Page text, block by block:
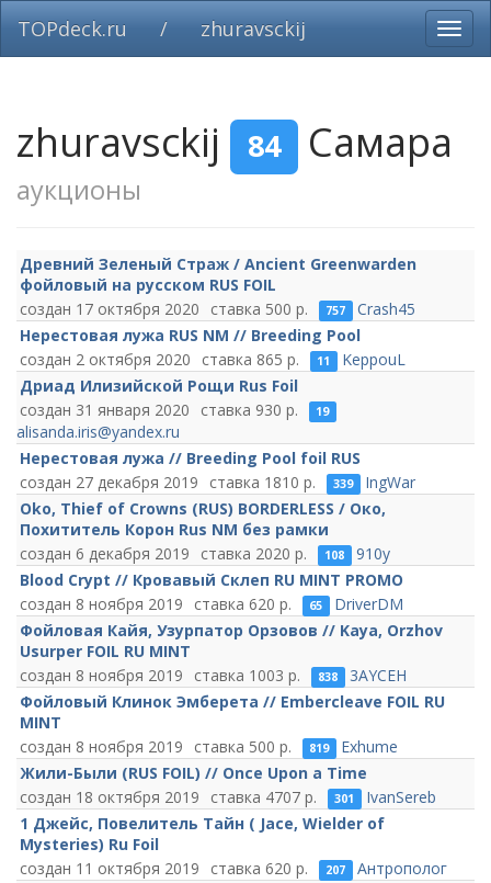
TOPdeck.ru / zhuravsckij
zhuravsckij 84 Самара
аукционы
Древний Зеленый Страж / Ancient Greenwarden
фойловый на русском RUS FOIL
17 октября 2020
500 757
Crash45
Нерестовая лужа RUS NM // Breeding Pool
2 октября 2020
865 11
KeppouL
Дриад Илизийской Рощи Rus Foil
31 января 2020
930 19
alisanda.iris@yandex.ru
Нерестовая лужа // Breeding Pool foil RUS
27 декабря 2019
1810 339
IngWar
Oko, Thief of Crowns (RUS) BORDERLESS / Око,
Похититель Корон Rus NM без рамки
6 декабря 2019
2020 108
910y
Blood Crypt // Кровавый Склеп RU MINT PROMO
8 ноября 2019
620 65
DriverDM
Фойловая Кайя, Узурпатор Орзовов // Kaya, Orzhov
Usurper FOIL RU MINT
8 ноября 2019
1003 838
3AYCEH
Фойловый Клинок Эмберета // Embercleave FOIL RU
MINT
8 ноября 2019
500 819
Exhume
Жили-Были (RUS FOIL) // Once Upon a Time
18 октября 2019
4707 301
IvanSereb
1 Джейс, Повелитель Тайн ( Jace, Wielder of
Mysteries) Ru Foil
11 октября 2019
620 207
Антрополог